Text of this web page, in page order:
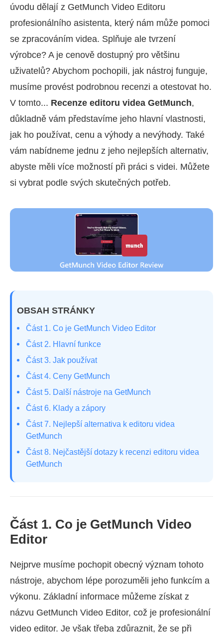
úvodu dělají z GetMunch Video Editoru
profesionálního asistenta, který nám může pomoci
se zpracováním videa. Splňuje ale tvrzení
výrobce? A je cenově dostupný pro většinu
uživatelů? Abychom pochopili, jak nástroj funguje,
musíme provést podrobnou recenzi a otestovat ho.
V tomto... Recenze editoru videa GetMunch,
důkladně vám představíme jeho hlavní vlastnosti,
jak ho používat, cenu a výhody a nevýhody. Také
vám nabídneme jednu z jeho nejlepších alternativ,
abyste měli více možností při práci s videi. Můžete
si vybrat podle svých skutečných potřeb.
OBSAH STRÁNKY
Část 1. Co je GetMunch Video Editor
Část 2. Hlavní funkce
Část 3. Jak používat
Část 4. Ceny GetMunch
Část 5. Další nástroje na GetMunch
Část 6. Klady a zápory
Část 7. Nejlepší alternativa k editoru videa
GetMunch
Část 8. Nejčastější dotazy k recenzi editoru videa
GetMunch
Část 1. Co je GetMunch Video
Editor
Nejprve musíme pochopit obecný význam tohoto
nástroje, abychom lépe porozuměli jeho funkcím a
výkonu. Základní informace můžeme získat z
názvu GetMunch Video Editor, což je profesionální
video editor. Je však třeba zdůraznit, že se při